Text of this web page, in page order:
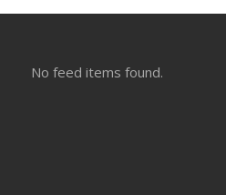
No feed items found.